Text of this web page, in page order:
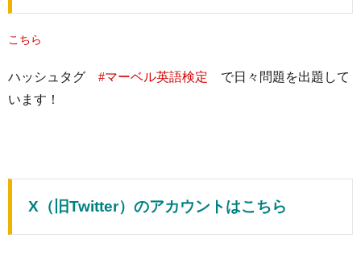
こちら
ハッシュタグ #マーベル英語検定 で日々問題を出題して
います！
X（旧Twitter）のアカウントはこちら